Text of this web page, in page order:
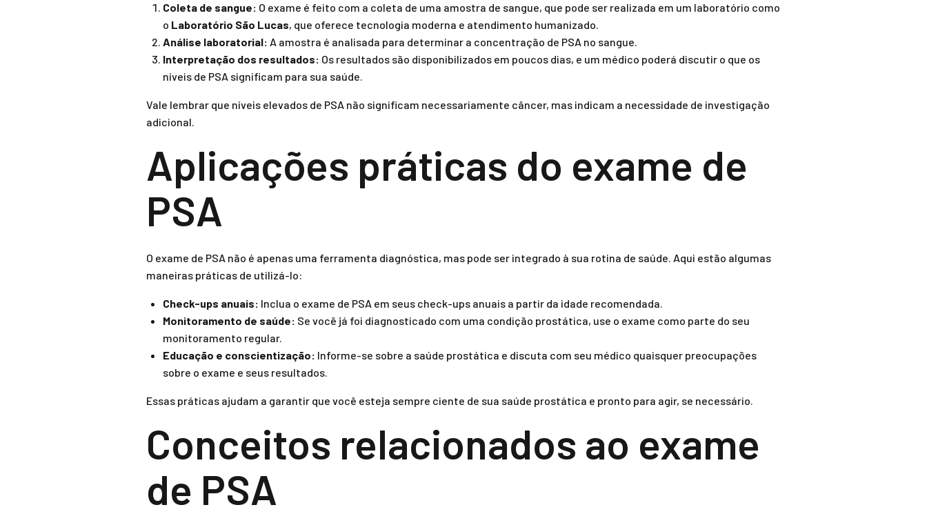
Coleta de sangue: O exame é feito com a coleta de uma amostra de sangue, que pode ser realizada em um laboratório como
o Laboratório São Lucas, que oferece tecnologia moderna e atendimento humanizado.
Análise laboratorial: A amostra é analisada para determinar a concentração de PSA no sangue.
Interpretação dos resultados: Os resultados são disponibilizados em poucos dias, e um médico poderá discutir o que os
níveis de PSA significam para sua saúde.
Vale lembrar que níveis elevados de PSA não significam necessariamente câncer, mas indicam a necessidade de investigação
adicional.
Aplicações práticas do exame de
PSA
O exame de PSA não é apenas uma ferramenta diagnóstica, mas pode ser integrado à sua rotina de saúde. Aqui estão algumas
maneiras práticas de utilizá-lo:
Check-ups anuais: Inclua o exame de PSA em seus check-ups anuais a partir da idade recomendada.
Monitoramento de saúde: Se você já foi diagnosticado com uma condição prostática, use o exame como parte do seu
monitoramento regular.
Educação e conscientização: Informe-se sobre a saúde prostática e discuta com seu médico quaisquer preocupações
sobre o exame e seus resultados.
Essas práticas ajudam a garantir que você esteja sempre ciente de sua saúde prostática e pronto para agir, se necessário.
Conceitos relacionados ao exame
de PSA